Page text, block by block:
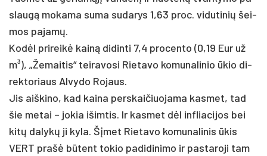
slaugą mo­ka­ma su­ma su­da­rys 1,63 pro­c. vi­du­ti­nių šei­
mos pa­jamų.
Kodėl pri­reikė kainą di­din­ti 7,4 pro­cen­to (0,19 Eur už
m³), „Že­mai­tis“ tei­ra­vo­si Rie­ta­vo ko­mu­na­li­nio ūkio di­
rek­to­riaus Al­vy­do Ro­jaus.
Jis aiš­ki­no, kad kai­na per­skai­čiuo­ja­ma kas­met, tad
šie me­tai – jo­kia išim­tis. Ir kas­met dėl inf­lia­ci­jos bei
kitų da­lykų ji ky­la. Šįmet Rie­ta­vo ko­mu­na­li­nis ūkis
VERT pra­šė būtent to­kio pa­di­di­ni­mo ir pa­sta­ro­ji tam